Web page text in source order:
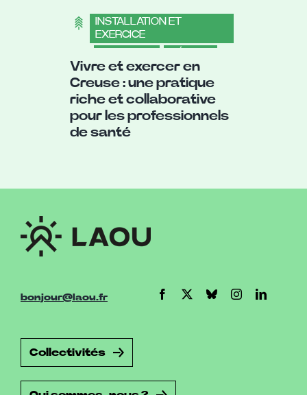
INSTALLATION ET
EXERCICE
Vivre et exercer en
Creuse : une pratique
riche et collaborative
pour les professionnels
de santé
bonjour@laou.fr
Collectivités